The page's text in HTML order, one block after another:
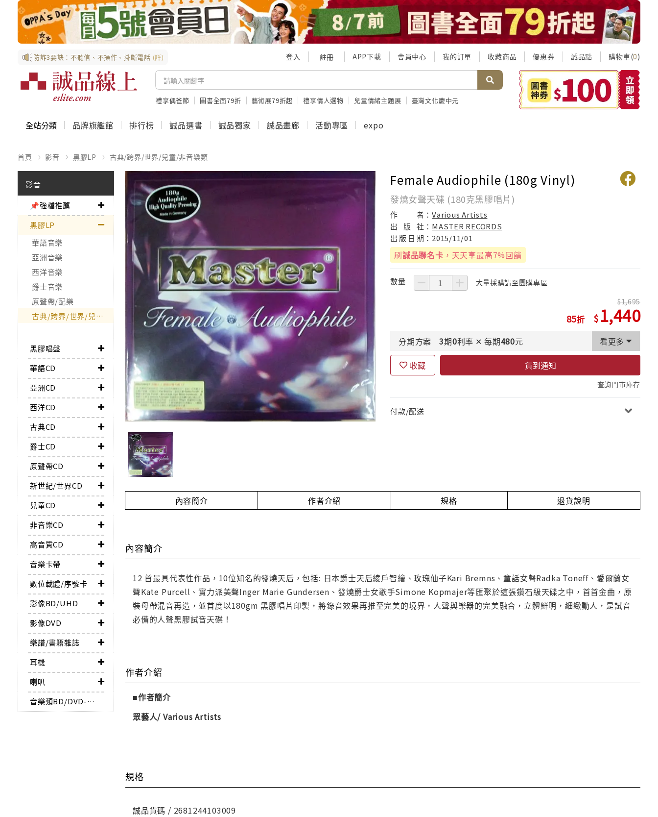
防詐3要訣：不聽信、不操作、掛斷電話 (詳) 登入 註冊 APP下載 會員中心 我的訂單 收藏商品 優惠券 誠品點 購物車(0)
禮享偶爸節 圖書全面79折 藝術展79折起 禮享情人選物 兒童情緒主題展 臺灣文化慶中元
全站分類 品牌旗艦館 排行榜 誠品選書 誠品獨家 誠品畫廊 活動專區 expo
首頁 影音 黑膠LP 古典/跨界/世界/兒童/非音樂類
影音
📌強檔推薦
黑膠LP
華語音樂
亞洲音樂
西洋音樂
爵士音樂
原聲帶/配樂
古典/跨界/世界/兒童/非音樂類
黑膠唱盤
華語CD
亞洲CD
西洋CD
古典CD
爵士CD
原聲帶CD
新世紀/世界CD
兒童CD
非音樂CD
高音質CD
音樂卡帶
數位載體/序號卡
影像BD/UHD
影像DVD
樂譜/書籍雜誌
耳機
喇叭
音樂類BD/DVD-AUDIO
Female Audiophile (180g Vinyl)
發燒女聲天碟 (180克黑膠唱片)
作 者：Various Artists
出
版 社： MASTER RECORDS
出 版 日 期： 2015/11/01
刷誠品聯名卡 ，天天享最高7%回饋
數量 大量採購請至團購專區
85
1,695
1,440
分期方案 3期0利率 ✕ 每期480元 看更多
收藏 貨到通知
查詢門市庫存
付款/配送
內容簡介 作者介紹 規格 退貨說明
內容簡介
12 首最具代表性作品，10位知名的發燒天后，包括: 日本爵士天后綾戶智繪、玫瑰仙子Kari Bremns、童話女聲Radka Toneff、愛爾蘭女
聲Kate Purcell、實力派美聲Inger Marie Gundersen、發燒爵士女歌手Simone Kopmajer等匯聚於這張鑽石級天碟之中，首首金曲，原
裝母帶混音再造，並首度以180gm 黑膠唱片印製，將錄音效果再推至完美的境界，人聲與樂器的完美融合，立體鮮明，細緻動人，是試音
必備的人聲黑膠試音天碟！
作者介紹
■作者簡介
眾藝人/ Various Artists
規格
誠品貨碼 / 2681244103009